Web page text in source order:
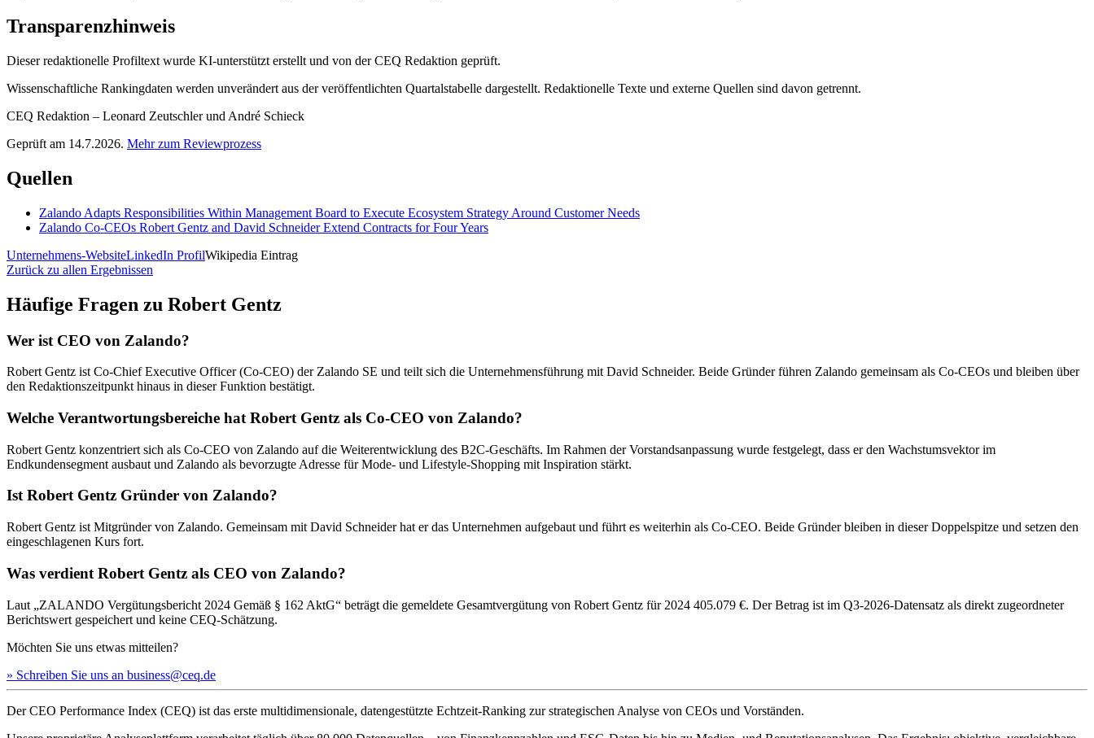
Transparenzhinweis
Dieser redaktionelle Profiltext wurde KI-unterstützt erstellt und von der CEQ Redaktion geprüft.
Wissenschaftliche Rankingdaten werden unverändert aus der veröffentlichten Quartalstabelle dargestellt. Redaktionelle Texte und externe Quellen sind davon getrennt.
CEQ Redaktion – Leonard Zeutschler und André Schieck
Geprüft am 14.7.2026. Mehr zum Reviewprozess
Quellen
Zalando Adapts Responsibilities Within Management Board to Execute Ecosystem Strategy Around Customer Needs
Zalando Co-CEOs Robert Gentz and David Schneider Extend Contracts for Four Years
Unternehmens-WebsiteLinkedIn ProfilWikipedia Eintrag
Zurück zu allen Ergebnissen
Häufige Fragen zu Robert Gentz
Wer ist CEO von Zalando?
Robert Gentz ist Co-Chief Executive Officer (Co-CEO) der Zalando SE und teilt sich die Unternehmensführung mit David Schneider. Beide Gründer führen Zalando gemeinsam als Co-CEOs und bleiben über
den Redaktionszeitpunkt hinaus in dieser Funktion bestätigt.
Welche Verantwortungsbereiche hat Robert Gentz als Co-CEO von Zalando?
Robert Gentz konzentriert sich als Co-CEO von Zalando auf die Weiterentwicklung des B2C-Geschäfts. Im Rahmen der Vorstandsanpassung wurde festgelegt, dass er den Wachstumsvektor im
Endkundensegment ausbaut und Zalando als bevorzugte Adresse für Mode- und Lifestyle-Shopping mit Inspiration stärkt.
Ist Robert Gentz Gründer von Zalando?
Robert Gentz ist Mitgründer von Zalando. Gemeinsam mit David Schneider hat er das Unternehmen aufgebaut und führt es weiterhin als Co-CEO. Beide Gründer bleiben in dieser Doppelspitze und setzen den
eingeschlagenen Kurs fort.
Was verdient Robert Gentz als CEO von Zalando?
Laut „ZALANDO Vergütungsbericht 2024 Gemäß § 162 AktG“ beträgt die gemeldete Gesamtvergütung von Robert Gentz für 2024 405.079 €. Der Betrag ist im Q3-2026-Datensatz als direkt zugeordneter
Berichtswert gespeichert und keine CEQ-Schätzung.
Möchten Sie uns etwas mitteilen?
» Schreiben Sie uns an business@ceq.de
Der CEO Performance Index (CEQ) ist das erste multidimensionale, datengestützte Echtzeit-Ranking zur strategischen Analyse von CEOs und Vorständen.